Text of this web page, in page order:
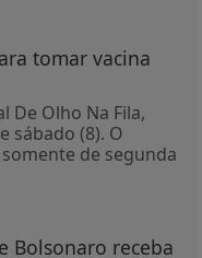
tomar vacina
De Olho Na Fila,
sábado (8). O
de segunda
Bolsonaro receba